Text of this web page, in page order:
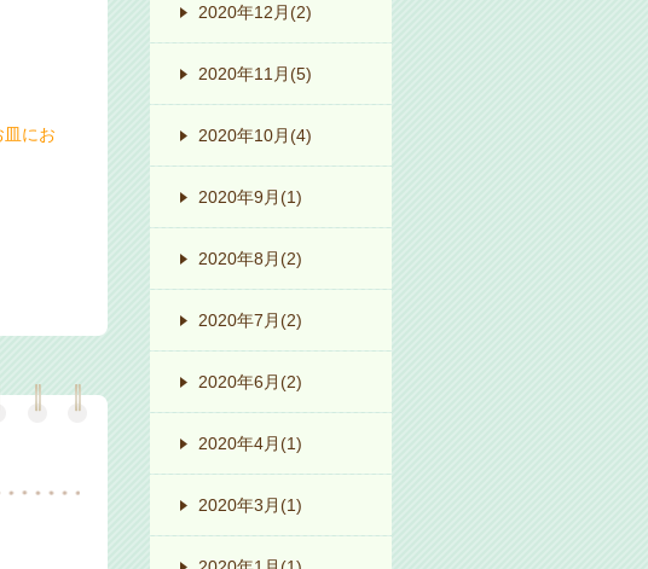
にお
2020年12月(2)
2020年11月(5)
2020年10月(4)
2020年9月(1)
2020年8月(2)
2020年7月(2)
2020年6月(2)
2020年4月(1)
2020年3月(1)